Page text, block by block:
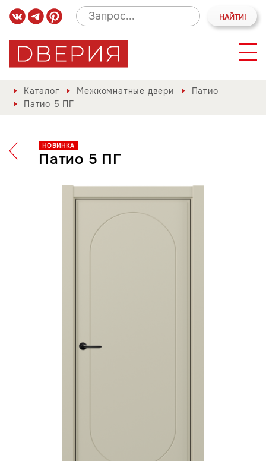
Каталог Межкомнатные двери
Патио
Патио 5 ПГ
НОВИНКА
Патио 5 ПГ